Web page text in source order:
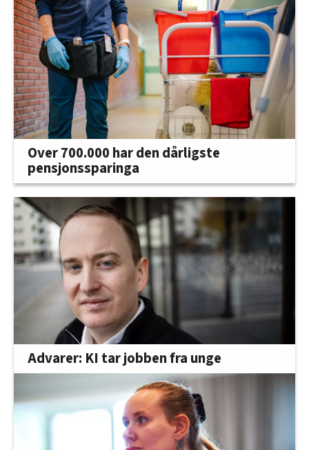
Over 700.000 har den dårligste
pensjonssparinga
Advarer: KI tar jobben fra unge